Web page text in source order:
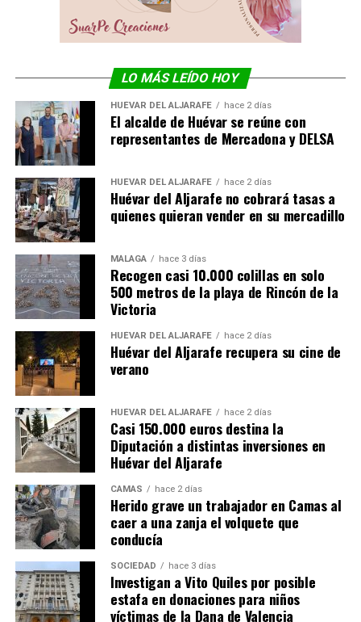
LO MÁS LEÍDO HOY
HUÉVAR DEL ALJARAFE hace 2 días
El alcalde de Huévar se reúne con
representantes de Mercadona y DELSA
HUÉVAR DEL ALJARAFE hace 2 días
Huévar del Aljarafe no cobrará tasas a
quienes quieran vender en su mercadillo
MÁLAGA hace 3 días
Recogen casi 10.000 colillas en solo
500 metros de la playa de Rincón de la
Victoria
HUÉVAR DEL ALJARAFE hace 2 días
Huévar del Aljarafe recupera su cine de
verano
HUÉVAR DEL ALJARAFE hace 2 días
Casi 150.000 euros destina la
Diputación a distintas inversiones en
Huévar del Aljarafe
CAMAS hace 2 días
Herido grave un trabajador en Camas al
caer a una zanja el volquete que
conducía
SOCIEDAD hace 3 días
Investigan a Vito Quiles por posible
estafa en donaciones para niños
víctimas de la Dana de Valencia